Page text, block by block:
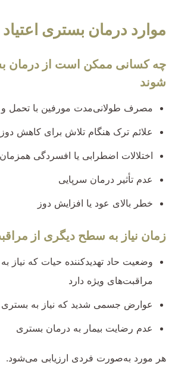
موارد درمان بستری
چه کسانی ممکن است از درمان
شوند
مصرف طولانی‌مدت مورفین با تحمل و
علائم ترک هنگام تلاش برای کاهش دوز
اختلالات اضطرابی یا افسردگی همزمان
عدم تأثیر درمان سرپایی
خطر بالای عود یا افزایش دوز
زمان نیاز به سطح دیگری از
وضعیت حاد تهدیدکننده حیات که نیاز
مراقبت‌های ویژه دارد
عوارض جسمی شدید که نیاز به بستری
عدم رضایت بیمار به درمان بستری
هر مورد به‌صورت فردی ارزیابی می‌شود.